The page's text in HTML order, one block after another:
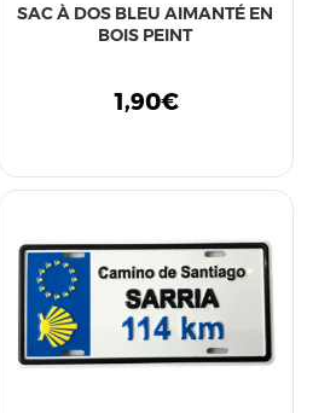
SAC À DOS BLEU AIMANTÉ EN
BOIS PEINT
1,90€